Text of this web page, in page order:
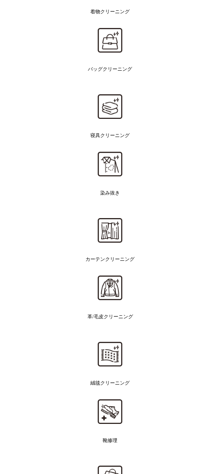
着物クリーニング
バッグクリーニング
寝具クリーニング
染み抜き
カーテンクリーニング
革/毛皮クリーニング
絨毯クリーニング
靴修理